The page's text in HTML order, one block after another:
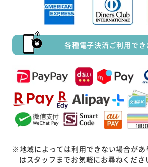
各種電子決済ご利用でき
※地域によっては利用できない場合があ
はスタッフまでお気軽にお尋ねくださ